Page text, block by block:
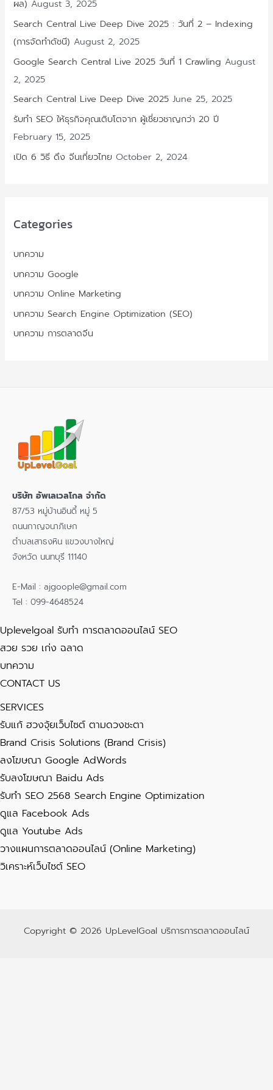
ผล) August 3, 2025
Search Central Live Deep Dive 2025 : วันที่ 2 – Indexing
(การจัดทำดัชนี) August 2, 2025
Google Search Central Live 2025 วันที่ 1 Crawling August
2, 2025
Search Central Live Deep Dive 2025 June 25, 2025
รับทำ SEO ให้ธุรกิจคุณเติบโตจาก ผู้เชี่ยวชาญกว่า 20 ปี
February 15, 2025
เปิด 6 วิธี ดึง จีนเที่ยวไทย October 2, 2024
Categories
บทความ
บทความ Google
บทความ Online Marketing
บทความ Search Engine Optimization (SEO)
บทความ การตลาดจีน
บริษัท อัพเลเวลโกล จำกัด
87/53 หมู่บ้านอินดี้ หมู่ 5
ถนนกาญจนาภิเษก
ตำบลเสาธงหิน แขวงบางใหญ่
จังหวัด นนทบุรี 11140
E-Mail : ajgoople@gmail.com
Tel : 099-4648524
Uplevelgoal รับทำ การตลาดออนไลน์ SEO
สวย รวย เก่ง ฉลาด
บทความ
CONTACT US
SERVICES
รับแก้ ฮวงจุ้ยเว็บไซต์ ตามดวงชะตา
Brand Crisis Solutions (Brand Crisis)
ลงโฆษณา Google AdWords
รับลงโฆษณา Baidu Ads
รับทำ SEO 2568 Search Engine Optimization
ดูแล Facebook Ads
ดูแล Youtube Ads
วางแผนการตลาดออนไลน์ (Online Marketing)
วิเคราะห์เว็บไซต์ SEO
Copyright © 2026 UpLevelGoal บริการการตลาดออนไลน์